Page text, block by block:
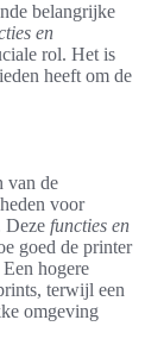
belangrijke
en
rol. Het is
heeft om de
van de
voor
Deze functies en
goed de printer
hogere
terwijl een
omgeving